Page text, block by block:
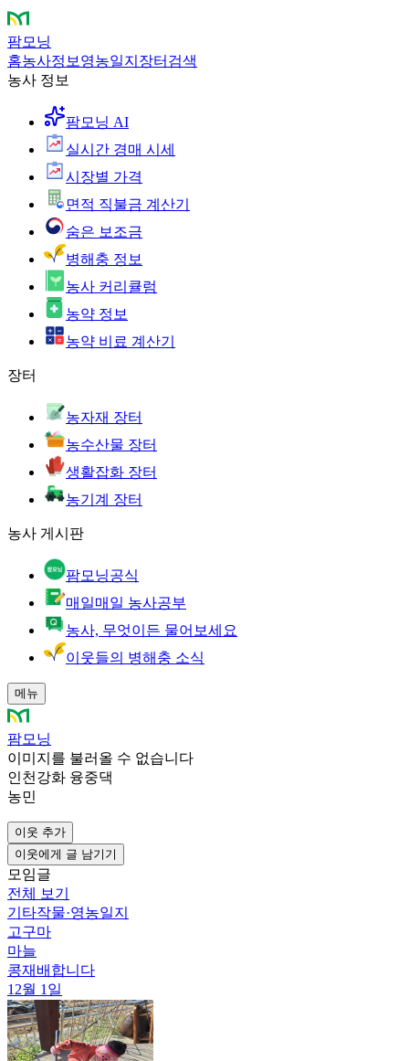
팜모닝
홈농사정보 영농일지 장터 검색
농사 정보
팜모닝 AI
실시간 경매 시세
시장별 가격
면적 직불금 계산기
숨은 보조금
병해충 정보
농사 커리큘럼
농약 정보
농약 비료 계산기
장터
농자재 장터
농수산물 장터
생활잡화 장터
농기계 장터
농사 게시판
팜모닝공식
매일매일 농사공부
농사, 무엇이든 물어보세요
이웃들의 병해충 소식
메뉴
팜모닝
이미지를 불러올 수 없습니다
인천강화 융중댁
농민
이웃 추가
이웃에게 글 남기기
모임글
전체 보기
기타작물·영농일지
고구마
마늘
콩재배합니다
12월 1일